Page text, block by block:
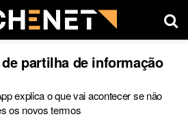
partilha de informação
explica o que vai acontecer se não
os novos termos